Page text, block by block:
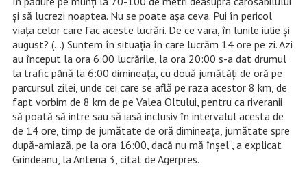
şi să lucrezi noaptea. Nu se poate aşa ceva. Pui în pericol
viaţa celor care fac aceste lucrări. De ce vara, în lunile iulie şi
august? (…) Suntem în situaţia în care lucrăm 14 ore pe zi. Azi
au început la ora 6:00 lucrările, la ora 20:00 s-a dat drumul
la trafic până la 6:00 dimineaţa, cu două jumătăţi de oră pe
parcursul zilei, unde cei care se află pe raza acestor 8 km, de
fapt vorbim de 8 km de pe Valea Oltului, pentru ca riveranii
să poată să intre sau să iasă inclusiv în intervalul acesta de
de 14 ore, timp de jumătate de oră dimineaţa, jumătate spre
după-amiază, pe la ora 16:00, dacă nu mă înşel”, a explicat
Grindeanu, la Antena 3, citat de Agerpres.